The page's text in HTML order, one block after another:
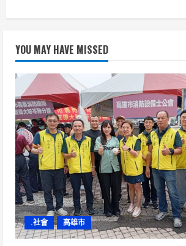
YOU MAY HAVE MISSED
.社會 高雄市